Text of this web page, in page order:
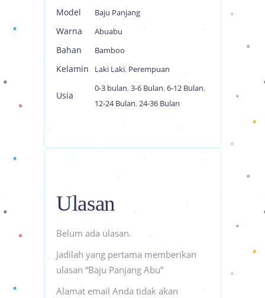
Model Baju Panjang
Warna Abuabu
Bahan Bamboo
Kelamin Laki Laki, Perempuan
Usia
0-3 bulan, 3-6 Bulan, 6-12 Bulan,
12-24 Bulan, 24-36 Bulan
Ulasan
Belum ada ulasan.
Jadilah yang pertama memberikan
ulasan “Baju Panjang Abu”
Alamat email Anda tidak akan